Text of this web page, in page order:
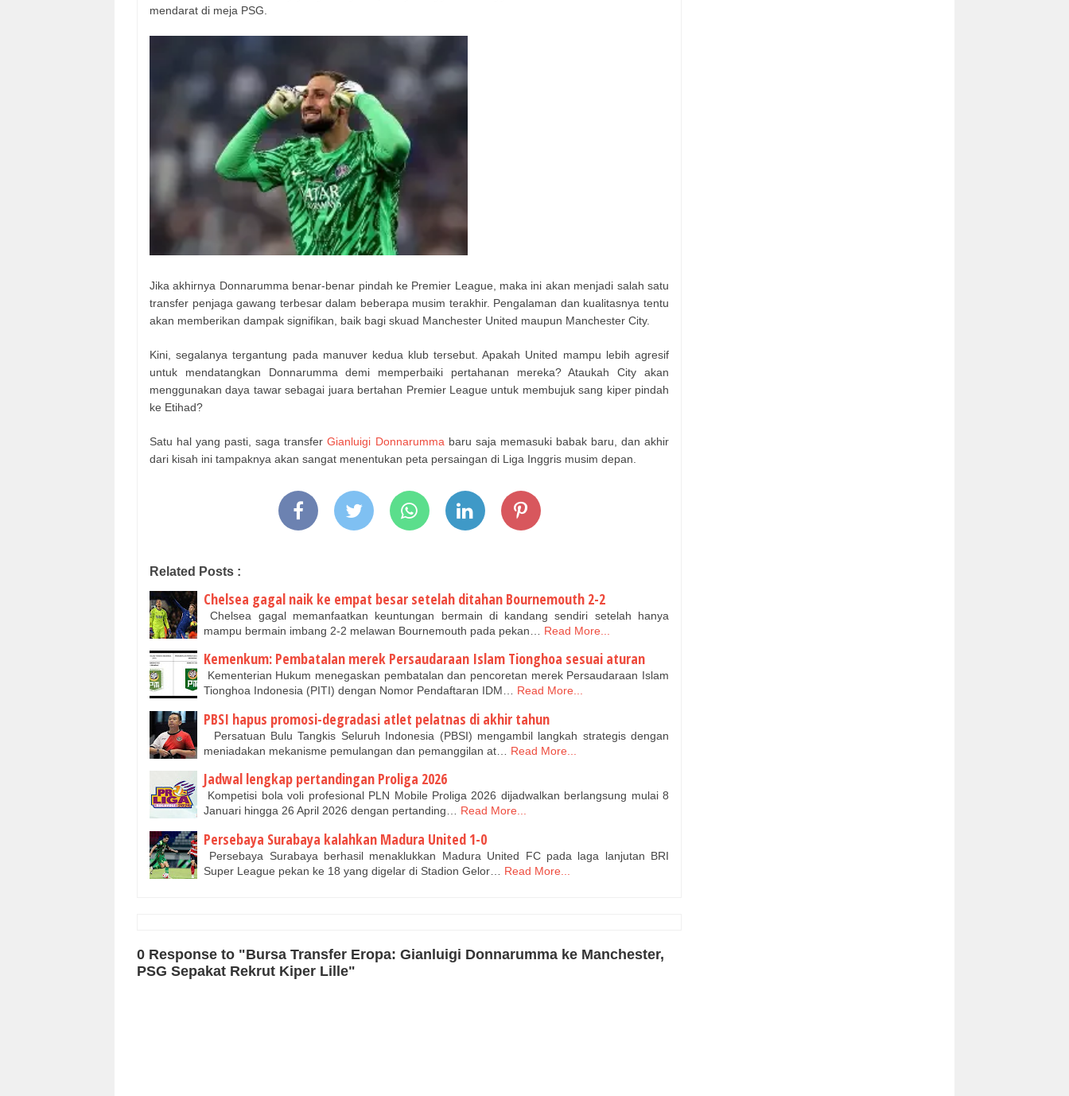
mendarat di meja PSG.
Jika akhirnya Donnarumma benar-benar pindah ke Premier League, maka ini akan menjadi salah satu
transfer penjaga gawang terbesar dalam beberapa musim terakhir. Pengalaman dan kualitasnya tentu
akan memberikan dampak signifikan, baik bagi skuad Manchester United maupun Manchester City.
Kini, segalanya tergantung pada manuver kedua klub tersebut. Apakah United mampu lebih agresif
untuk mendatangkan Donnarumma demi memperbaiki pertahanan mereka? Ataukah City akan
menggunakan daya tawar sebagai juara bertahan Premier League untuk membujuk sang kiper pindah
ke Etihad?
Satu hal yang pasti, saga transferGianluigi Donnarumma baru saja memasuki babak baru, dan akhir
dari kisah ini tampaknya akan sangat menentukan peta persaingan di Liga Inggris musim depan.
Related Posts :
Chelsea gagal naik ke empat besar setelah ditahan Bournemouth 2-2
Chelsea gagal memanfaatkan keuntungan bermain di kandang sendiri setelah hanya
mampu bermain imbang 2-2 melawan Bournemouth pada pekan…
Read More...
Kemenkum: Pembatalan merek Persaudaraan Islam Tionghoa sesuai aturan
Kementerian Hukum menegaskan pembatalan dan pencoretan merek Persaudaraan Islam
Tionghoa Indonesia (PITI) dengan Nomor Pendaftaran IDM…
Read More...
PBSI hapus promosi-degradasi atlet pelatnas di akhir tahun
Persatuan Bulu Tangkis Seluruh Indonesia (PBSI) mengambil langkah strategis dengan
meniadakan mekanisme pemulangan dan pemanggilan at…
Read More...
Jadwal lengkap pertandingan Proliga 2026
Kompetisi bola voli profesional PLN Mobile Proliga 2026 dijadwalkan berlangsung mulai 8
Januari hingga 26 April 2026 dengan pertanding…
Read More...
Persebaya Surabaya kalahkan Madura United 1-0
Persebaya Surabaya berhasil menaklukkan Madura United FC pada laga lanjutan BRI
Super League pekan ke 18 yang digelar di Stadion Gelor…
Read More...
0 Response to "Bursa Transfer Eropa: Gianluigi Donnarumma ke Manchester,
PSG Sepakat Rekrut Kiper Lille"